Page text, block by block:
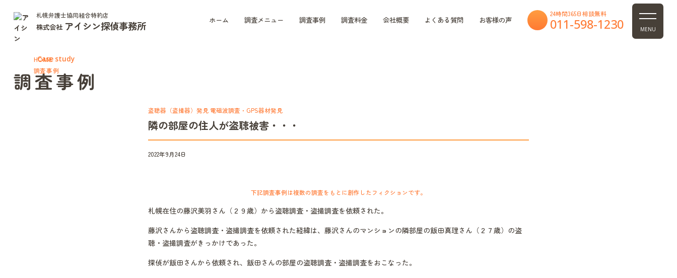
札幌弁護士協同組合特約店
株式会社 アイシン探偵事務所 ホーム 調査メニュー 調査事例 調査料金 会社概要 よくある質問 お客様の声
24時間365日相談無料
011-598-1230 MENU
Case study
調査事例
HOME
調査事例
盗聴器（盗撮器）発見 電磁波調査・GPS器材発見
隣の部屋の住人が盗聴被害・・・
2022年9月24日
下記調査事例は複数の調査をもとに創作したフィクションです。
札幌在住の藤沢美羽さん（２９歳）から盗聴調査・盗撮調査を依頼された。
藤沢さんから盗聴調査・盗撮調査を依頼された経緯は、藤沢さんのマンションの隣部屋の飯田真理さん（２７歳）の盗
聴・盗撮調査がきっかけであった。
探偵が飯田さんから依頼され、飯田さんの部屋の盗聴調査・盗撮調査をおこなった。